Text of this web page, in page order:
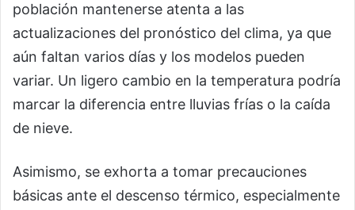
población mantenerse atenta a las
actualizaciones del pronóstico del clima, ya que
aún faltan varios días y los modelos pueden
variar. Un ligero cambio en la temperatura podría
marcar la diferencia entre lluvias frías o la caída
de nieve.
Asimismo, se exhorta a tomar precauciones
básicas ante el descenso térmico, especialmente